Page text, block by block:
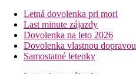
Letná dovolenka pri mori
Last minute zájazdy
Dovolenka na leto 2026
Dovolenka vlastnou dopravou
Samostatné letenky